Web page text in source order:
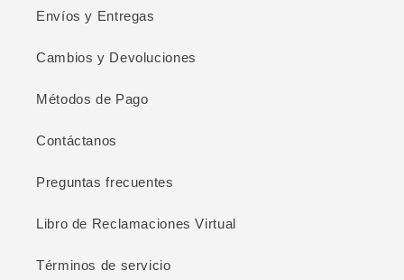
Envíos y Entregas
Cambios y Devoluciones
Métodos de Pago
Contáctanos
Preguntas frecuentes
Libro de Reclamaciones Virtual
Términos de servicio